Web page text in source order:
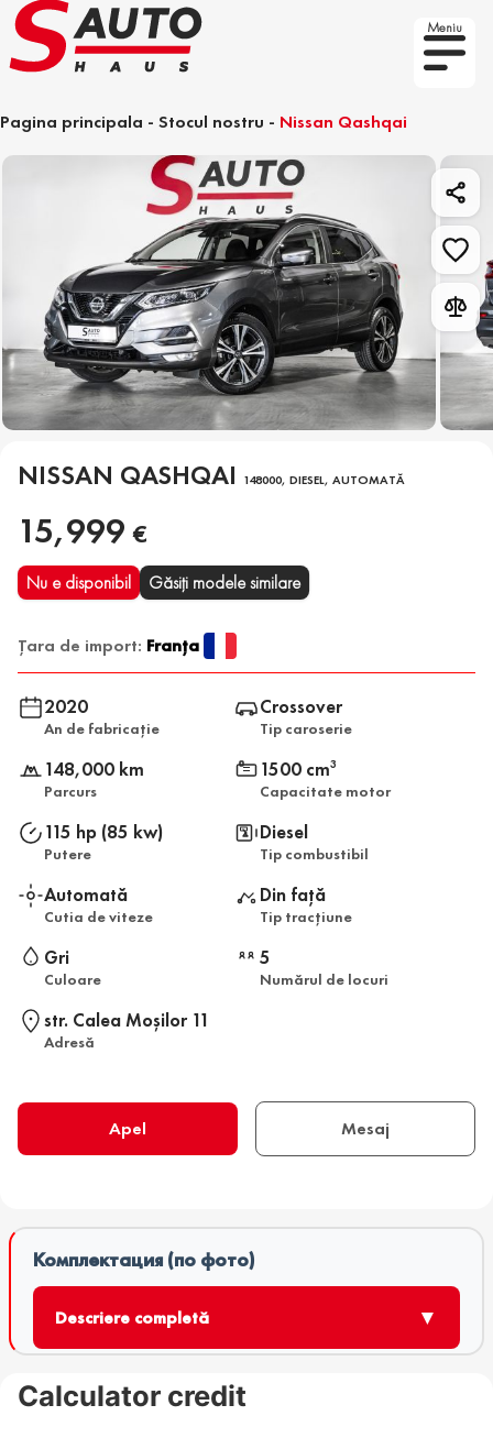
Meniu
Pagina principala - Stocul nostru - Nissan Qashqai
NISSAN QASHQAI 148000, DIESEL, AUTOMATĂ
15,999 €
Nu e disponibil Găsiți modele similare
Țara de import: Franța
2020
An de fabricație
Crossover
Tip caroserie
148,000 km
Parcurs
1500 cm3
Capacitate motor
115 hp (85 kw)
Putere
Diesel
Tip combustibil
Automată
Cutia de viteze
Din față
Tip tracțiune
Gri
Culoare
5
Numărul de locuri
str. Calea Moşilor 11
Adresă
Apel Mesaj
Комплектация (по фото)
Descriere completă ▼
Calculator credit